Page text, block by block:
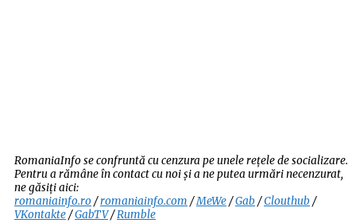
RomaniaInfo se confruntă cu cenzura pe unele rețele de socializare.
Pentru a rămâne în contact cu noi și a ne putea urmări necenzurat,
ne găsiți aici:
romaniainfo.ro/romaniainfo.com /MeWe/Gab /Clouthub /
VKontakte/GabTV/Rumble